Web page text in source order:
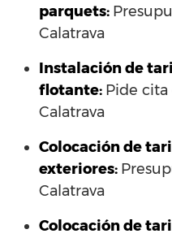
parquets:
Calatrava
Instalación de
flotante: Pide cita
Calatrava
Colocación de
exteriores:
Calatrava
Colocación de